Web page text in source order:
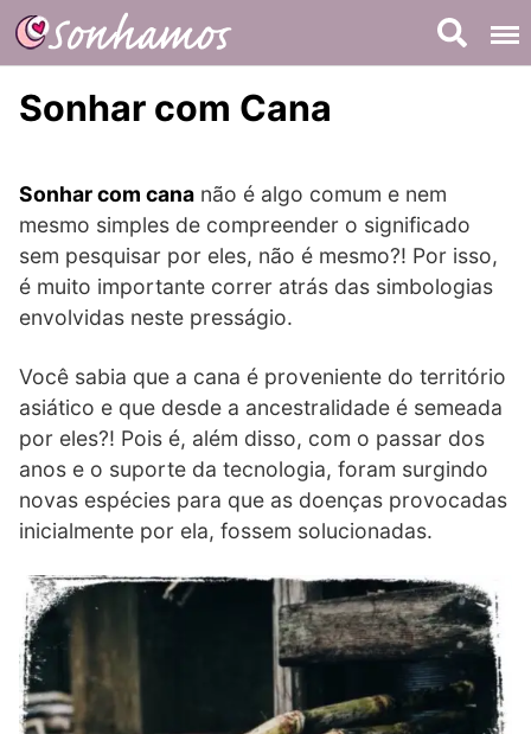
Skip
to
content
Sonhar com Cana
Sonhar com cana não é algo comum e nem
mesmo simples de compreender o significado
sem pesquisar por eles, não é mesmo?! Por isso,
é muito importante correr atrás das simbologias
envolvidas neste presságio.
Você sabia que a cana é proveniente do território
asiático e que desde a ancestralidade é semeada
por eles?! Pois é, além disso, com o passar dos
anos e o suporte da tecnologia, foram surgindo
novas espécies para que as doenças provocadas
inicialmente por ela, fossem solucionadas.